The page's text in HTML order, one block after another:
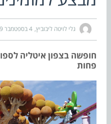
גלי לויטה ליבוביץ 4 בספטמבר 2019
חופשה בצפון איטליה
פחות